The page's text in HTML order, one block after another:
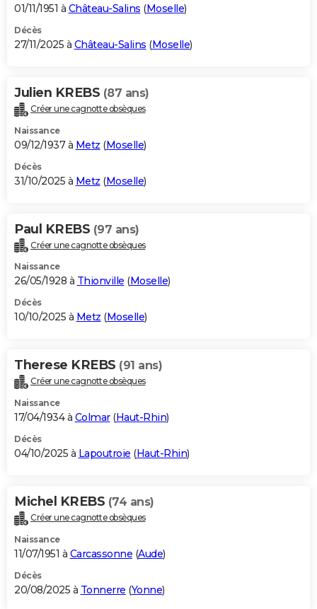
01/11/1951 à Château-Salins (Moselle)
Décès
27/11/2025 à Château-Salins (Moselle)
Julien KREBS (87 ans)
Créer une cagnotte obsèques
Naissance
09/12/1937 à Metz (Moselle)
Décès
31/10/2025 à Metz (Moselle)
Paul KREBS (97 ans)
Créer une cagnotte obsèques
Naissance
26/05/1928 à Thionville (Moselle)
Décès
10/10/2025 à Metz (Moselle)
Therese KREBS (91 ans)
Créer une cagnotte obsèques
Naissance
17/04/1934 à Colmar(Haut-Rhin)
Décès
04/10/2025 à Lapoutroie (Haut-Rhin)
Michel KREBS (74 ans)
Créer une cagnotte obsèques
Naissance
11/07/1951 à Carcassonne (Aude)
Décès
20/08/2025 à Tonnerre (Yonne)